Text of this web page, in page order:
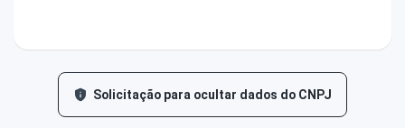
Solicitação para ocultar dados do CNPJ